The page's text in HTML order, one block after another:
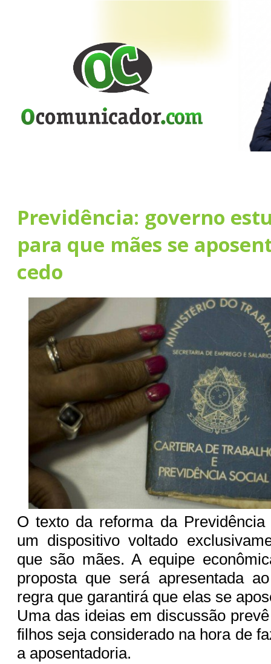
Previdência: governo
para que mães se
cedo
O texto da reforma da
um dispositivo voltado
que são mães. A equipe
proposta que será apresentada
regra que garantirá que elas se
Uma das ideias em discussão
filhos seja considerado na hora de
a aposentadoria.